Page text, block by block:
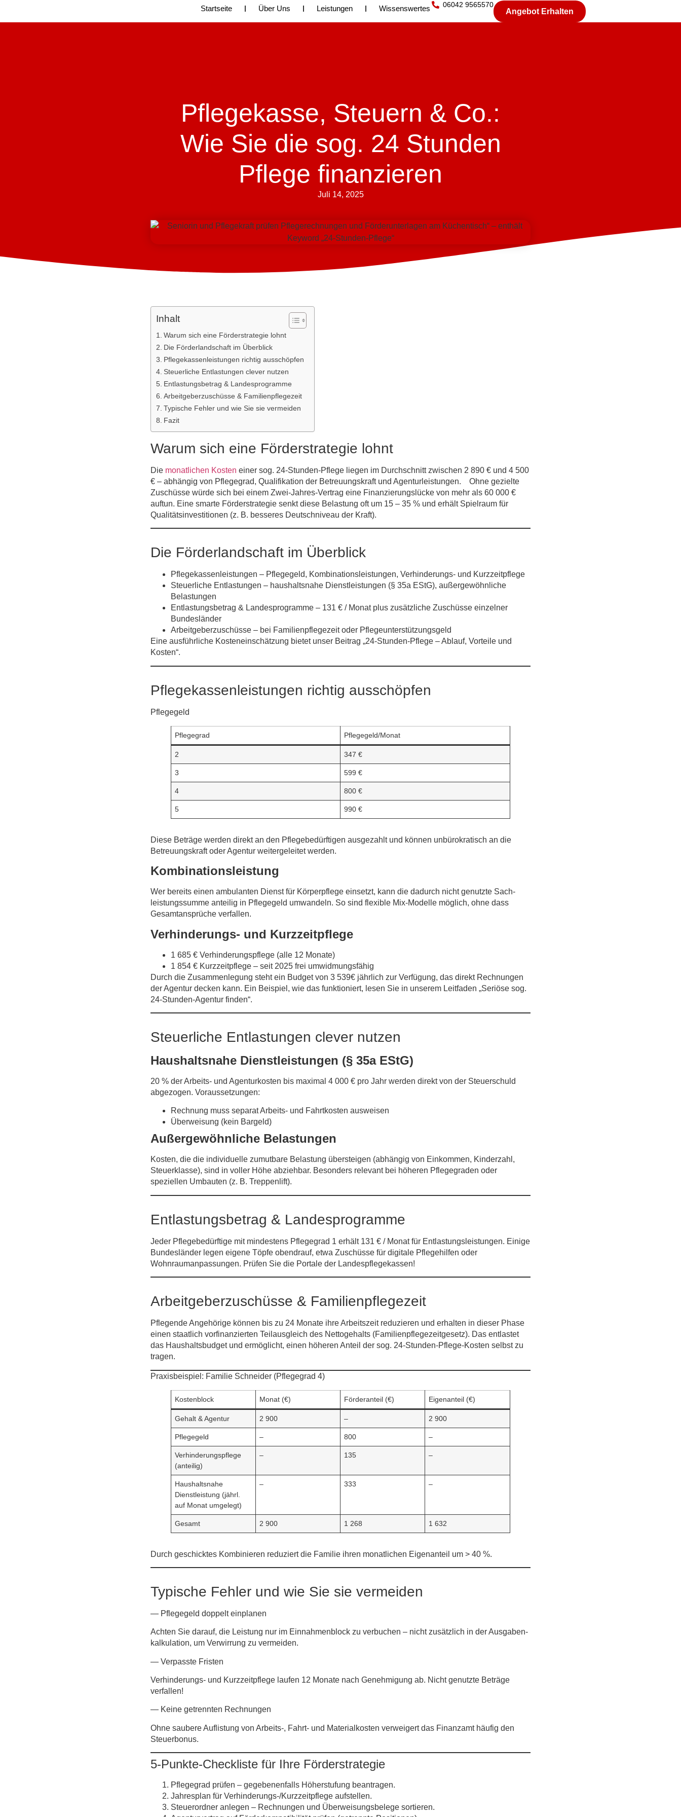
Startseite Über Uns Leistungen Wissenswertes 06042 9565570
Angebot Erhalten
Pflegekasse, Steuern & Co.:
Wie Sie die sog. 24 Stunden
Pflege finanzieren
Juli 14, 2025
Inhalt
Warum sich eine Förderstrategie lohnt
Die Förderlandschaft im Überblick
Pflegekassen­leistungen richtig ausschöpfen
Steuerliche Entlastungen clever nutzen
Entlastungs­betrag & Landesprogramme
Arbeitgeberzuschüsse & Familienpflegezeit
Typische Fehler und wie Sie sie vermeiden
Fazit
Warum sich eine Förderstrategie lohnt
Die monatlichen Kosten einer sog. 24-Stunden-Pflege liegen im Durchschnitt zwischen 2 890 € und 4 500
€ – abhängig von Pflegegrad, Qualifikation der Betreuungskraft und Agenturleistungen. Ohne gezielte
Zuschüsse würde sich bei einem Zwei-Jahres-Vertrag eine Finanzierungslücke von mehr als 60 000 €
auftun. Eine smarte Förderstrategie senkt diese Belastung oft um 15 – 35 % und erhält Spielraum für
Qualitäts­investitionen (z. B. besseres Deutsch­niveau der Kraft).
Die Förderlandschaft im Überblick
Pflegekassen­leistungen – Pflegegeld, Kombinations­leistungen, Verhinderungs- und Kurzzeitpflege
Steuerliche Entlastungen – haushaltsnahe Dienstleistungen (§ 35a EStG), außergewöhnliche
Belastungen
Entlastungsbetrag & Landesprogramme – 131 € / Monat plus zusätzliche Zuschüsse einzelner
Bundesländer
Arbeitgeberzuschüsse – bei Familienpflegezeit oder Pflegeunterstützungs­geld
Eine ausführliche Kosten­einschätzung bietet unser Beitrag „24-Stunden-Pflege – Ablauf, Vorteile und
Kosten“.
Pflegekassen­leistungen richtig ausschöpfen
Pflegegeld
Pflegegrad Pflegegeld/​Monat
2 347 €
3 599 €
4 800 €
5 990 €
Diese Beträge werden direkt an den Pflegebedürftigen ausgezahlt und können unbürokratisch an die
Betreuungskraft oder Agentur weitergeleitet werden.
Kombinations­leistung
Wer bereits einen ambulanten Dienst für Körperpflege einsetzt, kann die dadurch nicht genutzte Sach­
leistungs­summe anteilig in Pflegegeld umwandeln. So sind flexible Mix-Modelle möglich, ohne dass
Gesamt­ansprüche verfallen.
Verhinderungs- und Kurzzeitpflege
1 685 € Verhinderungs­pflege (alle 12 Monate)
1 854 € Kurzzeit­pflege – seit 2025 frei umwidmungs­fähig
Durch die Zusammenlegung steht ein Budget von 3 539€ jährlich zur Verfügung, das direkt Rechnungen
der Agentur decken kann. Ein Beispiel, wie das funktioniert, lesen Sie in unserem Leitfaden „Seriöse sog.
24-Stunden-Agentur finden“.
Steuerliche Entlastungen clever nutzen
Haushaltsnahe Dienstleistungen (§ 35a EStG)
20 % der Arbeits- und Agentur­kosten bis maximal 4 000 € pro Jahr werden direkt von der Steuer­schuld
abgezogen. Voraussetzungen:
Rechnung muss separat Arbeits- und Fahrtkosten ausweisen
Überweisung (kein Bar­geld)
Außergewöhnliche Belastungen
Kosten, die die individuelle zumutbare Belastung übersteigen (abhängig von Einkommen, Kinderzahl,
Steuerklasse), sind in voller Höhe abziehbar. Besonders relevant bei höheren Pflegegraden oder
speziellen Umbauten (z. B. Treppenlift).
Entlastungs­betrag & Landesprogramme
Jeder Pflegebedürftige mit mindestens Pflegegrad 1 erhält 131 € / Monatfür Entlastungs­leistungen. Einige
Bundesländer legen eigene Töpfe obendrauf, etwa Zuschüsse für digitale Pflege­hilfen oder
Wohnraumanpassungen. Prüfen Sie die Portale der Landes­pflegekassen!
Arbeitgeberzuschüsse & Familienpflegezeit
Pflegende Angehörige können bis zu 24 Monate ihre Arbeitszeit reduzieren und erhalten in dieser Phase
einen staatlich vorfinanzierten Teil­ausgleich des Nettogehalts (Familien­pflegezeitgesetz). Das entlastet
das Haushalts­budget und ermöglicht, einen höheren Anteil der sog. 24-Stunden-Pflege-Kosten selbst zu
tragen.
Praxisbeispiel: Familie Schneider (Pflegegrad 4)
Kostenblock Monat (€) Förderanteil (€) Eigenanteil (€)
Gehalt & Agentur 2 900 – 2 900
Pflegegeld – 800 –
Verhinderungs­pflege
(anteilig)
– 135 –
Haushaltsnahe
Dienstleistung (jährl.
auf Monat umgelegt)
– 333 –
Gesamt 2 900 1 268 1 632
Durch geschicktes Kombinieren reduziert die Familie ihren monatlichen Eigen­anteil um > 40 %.
Typische Fehler und wie Sie sie vermeiden
— Pflegegeld doppelt einplanen
Achten Sie darauf, die Leistung nur im Einnahmenblock zu verbuchen – nicht zusätzlich in der Ausgaben­
kalkulation, um Verwirrung zu vermeiden.
— Verpasste Fristen
Verhinderungs- und Kurzzeit­pflege laufen 12 Monate nach Genehmigung ab. Nicht genutzte Beträge
verfallen!
— Keine getrennten Rechnungen
Ohne saubere Auflistung von Arbeits-, Fahrt- und Material­kosten verweigert das Finanzamt häufig den
Steuer­bonus.
5-Punkte-Checkliste für Ihre Förderstrategie
Pflegegrad prüfen – gegebenenfalls Höherstufung beantragen.
Jahresplan für Verhinderungs-/Kurzzeitpflege aufstellen.
Steuerordner anlegen – Rechnungen und Überweisungs­belege sortieren.